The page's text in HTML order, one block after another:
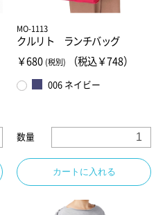
MO-1113
クルリト ランチバッグ
￥680 (税別) （税込￥748）
006 ネイビー
数量
カートに入れる